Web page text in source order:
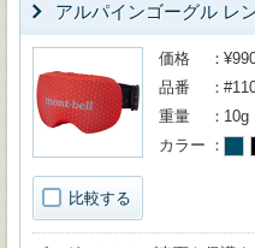
アルパインゴーグル レ
比較する
価格
品番
重量
10g
カラー